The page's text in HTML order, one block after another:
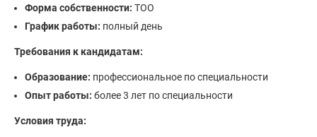
Форма собственности: ТОО
График работы: полный день
Требования к кандидатам:
Образование: профессиональное по специальности
Опыт работы: более 3 лет по специальности
Условия труда: